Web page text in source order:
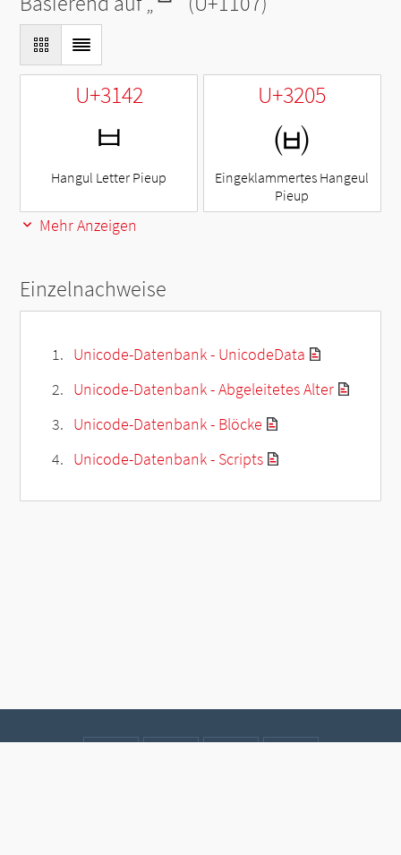
U+3142
ㅂ
Hangul Letter Pieup
U+3205
㈅
Eingeklammertes Hangeul
Pieup
Mehr Anzeigen
Einzelnachweise
Unicode-Datenbank - UnicodeData
Unicode-Datenbank - Abgeleitetes Alter
Unicode-Datenbank - Blöcke
Unicode-Datenbank - Scripts